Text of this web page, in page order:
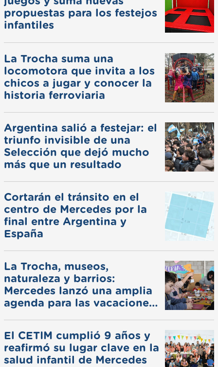
propuestas para los festejos
infantiles
La Trocha suma una
locomotora que invita a los
chicos a jugar y conocer la
historia ferroviaria
Argentina salió a festejar: el
triunfo invisible de una
Selección que dejó mucho
más que un resultado
Cortarán el tránsito en el
centro de Mercedes por la
final entre Argentina y
España
La Trocha, museos,
naturaleza y barrios:
Mercedes lanzó una amplia
agenda para las vacaciones
El CETIM cumplió 9 años y
reafirmó su lugar clave en la
salud infantil de Mercedes